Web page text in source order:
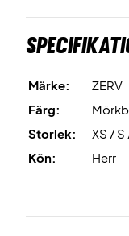
Märke:
ZERV
Färg:
Storlek:
XS / S
Kön:
Herr